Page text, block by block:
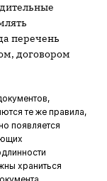
перечень
договором
те же правила,
появляется
храниться